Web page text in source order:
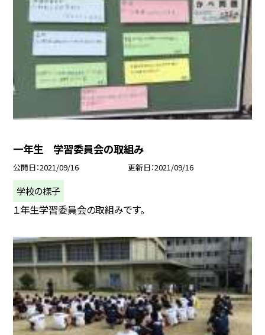
一年生 学習委員会の取組み
公開日 2021/09/16 更新日 2021/09/16
学校の様子
１年生学習委員会の取組みです。